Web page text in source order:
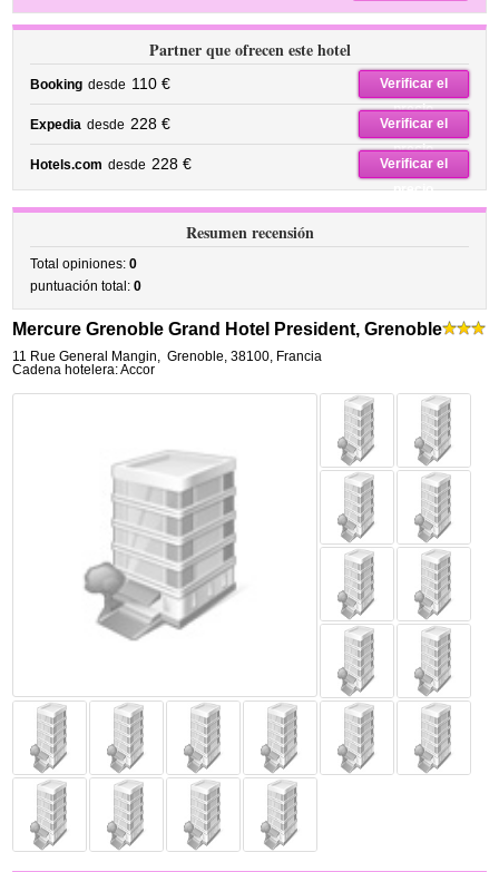
Partner que ofrecen este hotel
Booking desde 110 €
Verificar el
precio
Expedia desde 228 €
Verificar el
precio
Hotels.com desde 228 €
Verificar el
precio
Resumen recensión
Total opiniones:0
puntuación total:0
Mercure Grenoble Grand Hotel President, Grenoble
11 Rue General Mangin, Grenoble,38100, Francia
Cadena hotelera: Accor